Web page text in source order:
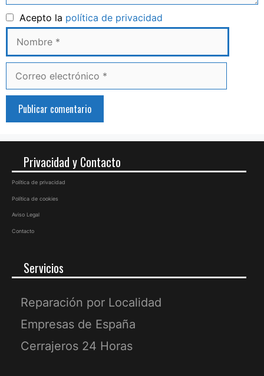
Acepto la política de privacidad
Privacidad y Contacto
Política de privacidad
Política de cookies
Aviso Legal
Contacto
Servicios
Reparación por Localidad
Empresas de España
Cerrajeros 24 Horas